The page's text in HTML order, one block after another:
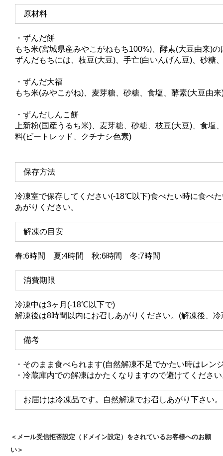
原材料
・ずんだ餅
もち米(宮城県産みやこがねもち100%)、酵素(大豆由来)の
ずんだもちには、枝豆(大豆)、手亡(白いんげん豆)、砂糖
・ずんだ大福
もち米(みやこがね)、麦芽糖、砂糖、食塩、酵素(大豆由
・ずんだしんこ餅
上新粉(国産うるち米)、麦芽糖、砂糖、枝豆(大豆)、食
料(ビートレッド、クチナシ色素)
保存方法
冷凍室で保存してください(-18℃以下)食べたい時に食べ
あがりください。
解凍の目安
春:6時間 夏:4時間 秋:6時間 冬:7時間
消費期限
冷凍中は3ヶ月(-18℃以下で)
解凍後は8時間以内にお召しあがりください。(解凍後、
備考
・そのまま食べられます(自然解凍不足でかたい時はレン
・冷蔵庫内での解凍はかたくなりますので避けてくださ
お届けは冷凍品です。自然解凍でお召しあがり下さい。
＜メール受信拒否設定（ドメイン設定）をされているお客様へのお願
い＞